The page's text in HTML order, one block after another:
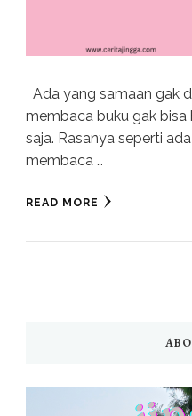
Ada yang samaan gak
membaca buku gak
saja. Rasanya seperti
membaca …
READ MORE